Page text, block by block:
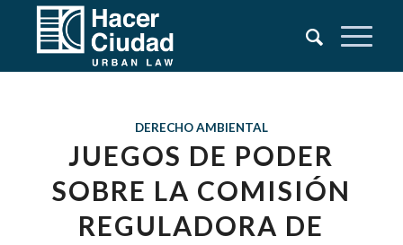
DERECHO AMBIENTAL
JUEGOS DE PODER
SOBRE LA COMISIÓN
REGULADORA DE